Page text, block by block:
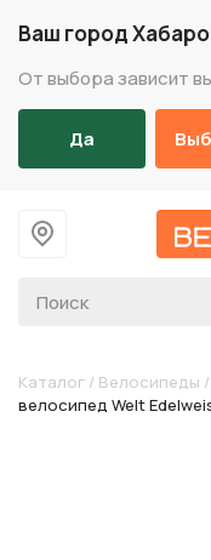
Ваш город
От выбора зависит
Да
Каталог / Велосипеды /
велосипед Welt